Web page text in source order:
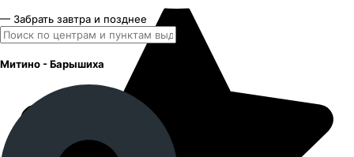
— Забрать завтра и позднее
Митино - Барышиха